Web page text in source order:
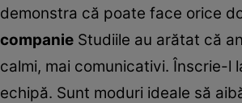
demonstra că poate face orice
companie Studiile au arătat că
calmi, mai comunicativi. Înscrie-l
echipă. Sunt moduri ideale să